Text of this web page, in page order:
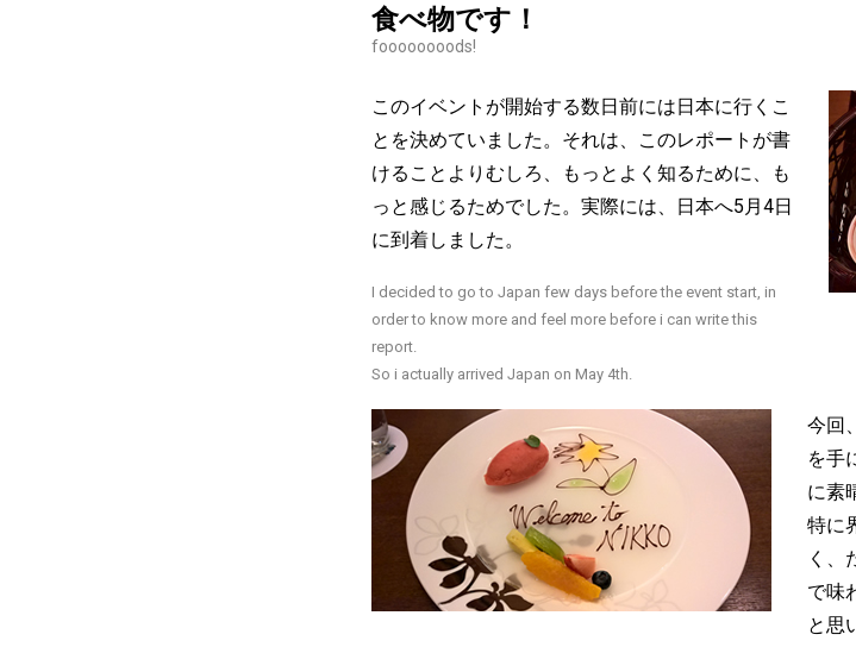
食べ物です！
foooooooods!
このイベントが開始する数日前には日本に行くこ
とを決めていました。それは、このレポートが書
けることよりむしろ、もっとよく知るために、も
っと感じるためでした。実際には、日本へ5月4日
に到着しました。
I decided to go to Japan few days before the event start, in
order to know more and feel more before i can write this
report.
So i actually arrived Japan on May 4th.
今回
を手
に素
特に
く、
で味
と思